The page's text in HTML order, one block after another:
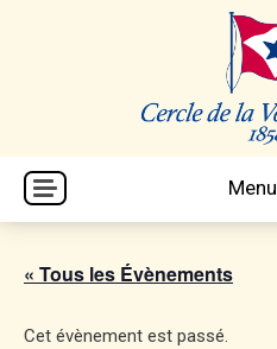
CVP
Cercle de la Voile de Paris
Menu
« Tous les Évènements
Cet évènement est passé.